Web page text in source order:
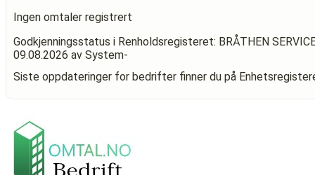
Ingen omtaler registrert
Godkjenningsstatus i Renholdsregisteret: BRÅTHEN
09.08.2026 av System-
Siste oppdateringer for bedrifter finner du på